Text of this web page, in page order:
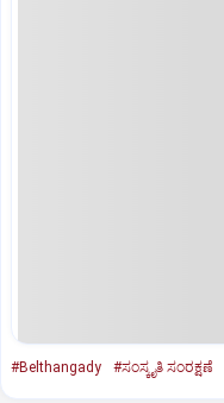
#Belthangady #ಸಂಸ್ಕೃತಿ ಸಂರಕ್ಷಣೆ